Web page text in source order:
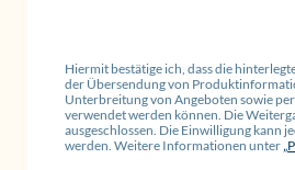
Hiermit bestätige ich, dass die
der Übersendung von
Unterbreitung von Angeboten sowie
verwendet werden können. Die
ausgeschlossen. Die Einwilligung kann
werden. Weitere Informationen unter